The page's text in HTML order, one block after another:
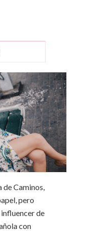
de Caminos,
pero
de
con